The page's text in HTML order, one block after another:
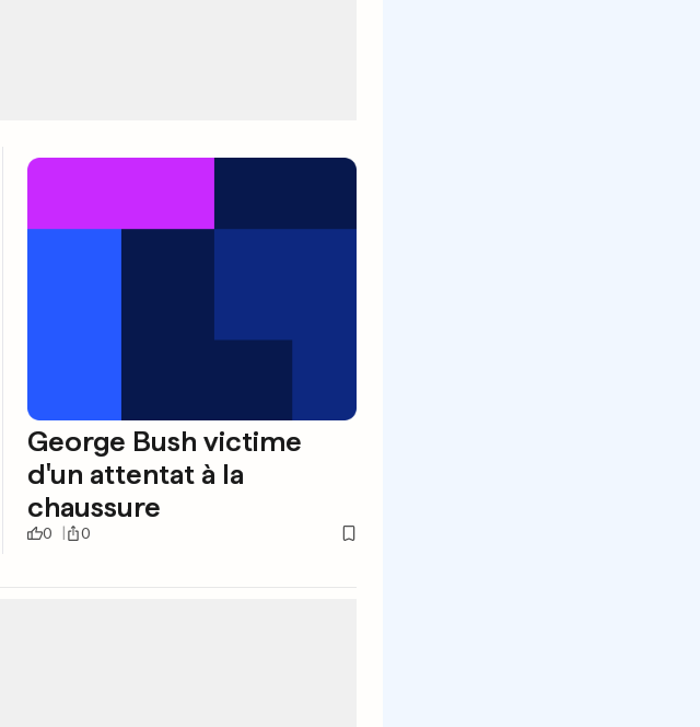
George Bush victime
d'un attentat à la
chaussure
0 0